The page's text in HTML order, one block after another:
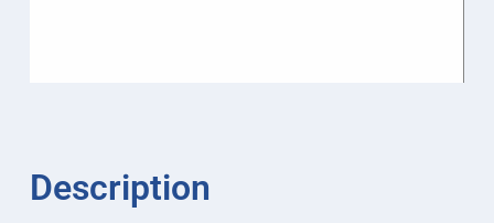
Description